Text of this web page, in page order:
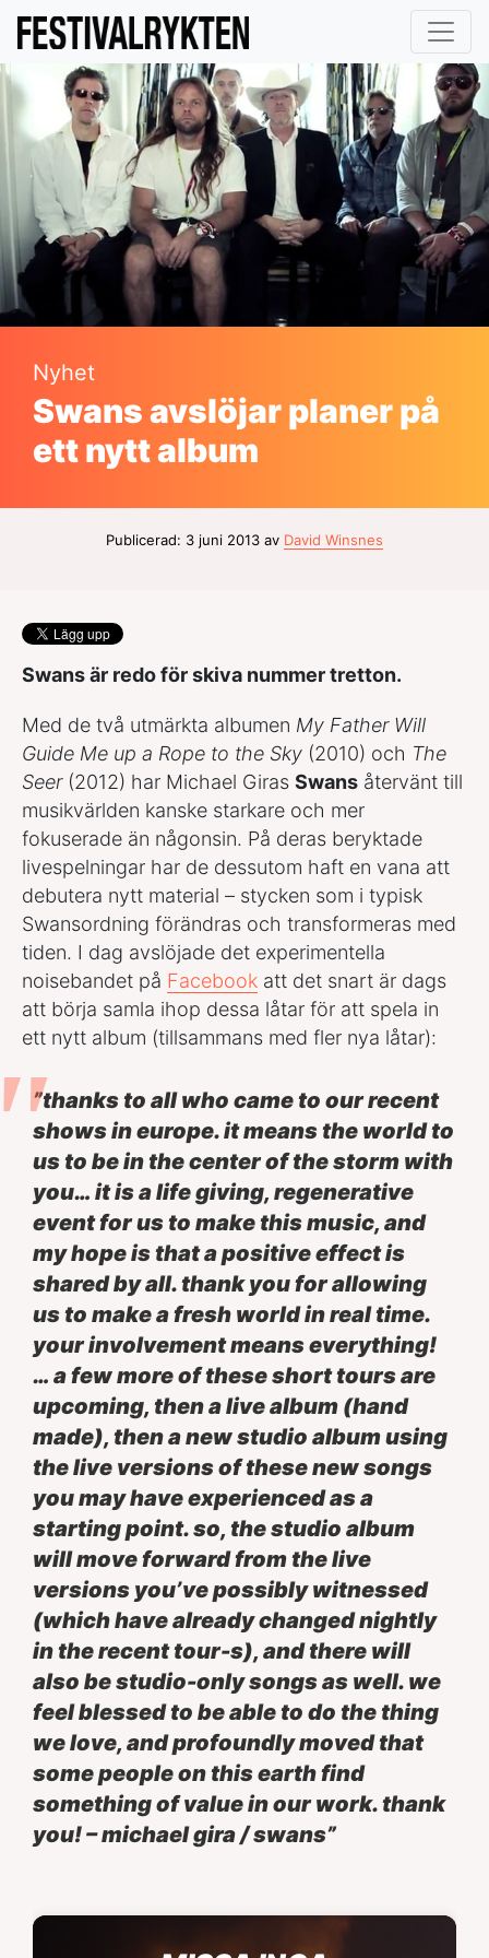
Nyhet
Swans avslöjar planer på
ett nytt album
Publicerad: 3 juni 2013 av David Winsnes
Swans är redo för skiva nummer tretton.
Med de två utmärkta albumen My Father Will
Guide Me up a Rope to the Sky (2010) och The
Seer(2012) har Michael Giras Swans återvänt till
musikvärlden kanske starkare och mer
fokuserade än någonsin. På deras beryktade
livespelningar har de dessutom haft en vana att
debutera nytt material – stycken som i typisk
Swansordning förändras och transformeras med
tiden. I dag avslöjade det experimentella
noisebandet på Facebook att det snart är dags
att börja samla ihop dessa låtar för att spela in
ett nytt album (tillsammans med fler nya låtar):
”thanks to all who came to our recent
shows in europe. it means the world to
us to be in the center of the storm with
you… it is a life giving, regenerative
event for us to make this music, and
my hope is that a positive effect is
shared by all. thank you for allowing
us to make a fresh world in real time.
your involvement means everything!
… a few more of these short tours are
upcoming, then a live album (hand
made), then a new studio album using
the live versions of these new songs
you may have experienced as a
starting point. so, the studio album
will move forward from the live
versions you’ve possibly witnessed
(which have already changed nightly
in the recent tour-s), and there will
also be studio-only songs as well. we
feel blessed to be able to do the thing
we love, and profoundly moved that
some people on this earth find
something of value in our work. thank
you! – michael gira / swans”